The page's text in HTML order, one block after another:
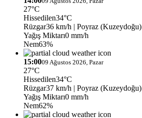
27°C
Hissedilen34°C
Rüzgar36 km/h | Poyraz (Kuzeydoğu)
Yağış Miktarı0 mm/h
Nem63%
15:0009 Ağustos 2026, Pazar
27°C
Hissedilen34°C
Rüzgar37 km/h | Poyraz (Kuzeydoğu)
Yağış Miktarı0 mm/h
Nem62%